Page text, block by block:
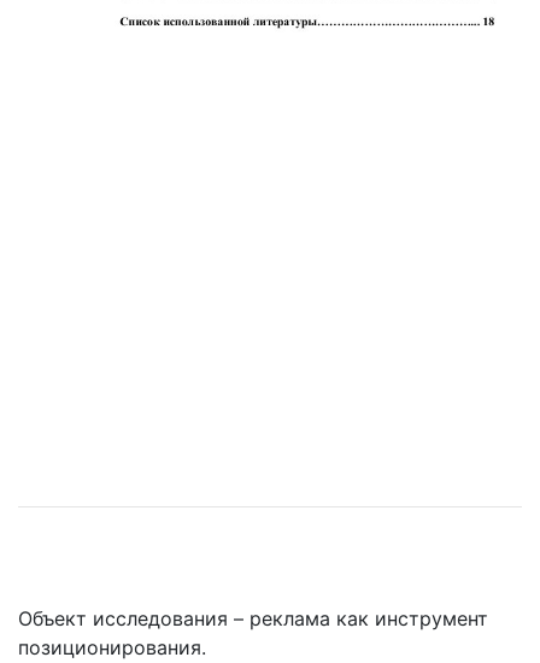
Объект исследования – реклама как инструмент
позиционирования.